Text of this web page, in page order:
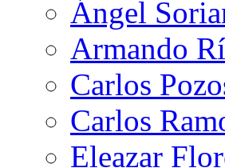
Ángel
Armando
Carlos
Carlos
Eleazar